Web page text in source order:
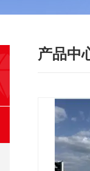
产品中